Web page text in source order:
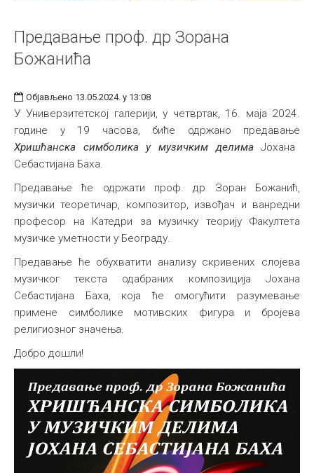
Предавање проф. др Зорана
Божанића
Објављено 13.05.2024. у 13:08
У Универзитетској галерији, у четвртак, 16. мајa 2024.
године у 19 часова, биће одржано предавање
Хришћанска симболика у музичким делимаЈохана
Себастијана Баха.
Предавање ће одржати проф. др Зоран Божанић,
музички теоретичар, композитор, извођач и ванредни
професор на Катедри за музичку теорију Факултета
музичке уметности у Београду.
Предавање ће обухватити анализу скривених слојева
музичког текста одабраних композиција Јохана
Себастијана Баха, која ће омогућити разумевање
примене симболике мотивских фигура и бројева
религиозног значења.
Добро дошли!